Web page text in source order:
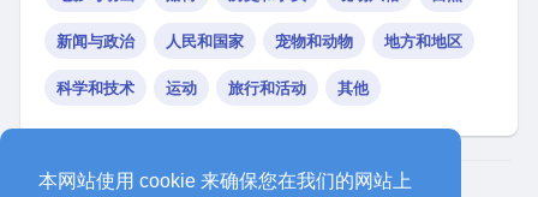
本网站使用 cookie 来确保您在我们的网站上
新闻与政治 人民和国家 宠物和动物 地方和地区
科学和技术 运动 旅行和活动 其他
© 2026 eyeoo